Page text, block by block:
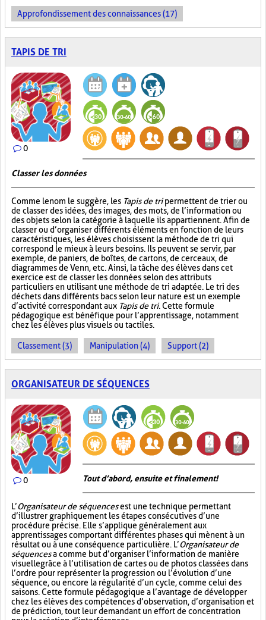
Approfondissement des connaissances (17)
TAPIS DE TRI
0
Classer les données
Comme le nom le suggère, les Tapis de tripermettent de trier ou
de classer des idées, des images, des mots, de l’information ou
des objets selon la catégorie à laquelle ils appartiennent. Afin de
classer ou d’organiser différents éléments en fonction de leurs
caractéristiques, les élèves choisissent la méthode de tri qui
correspond le mieux à leurs besoins. Ils peuvent se servir, par
exemple, de paniers, de boîtes, de cartons, de cerceaux, de
diagrammes de Venn, etc. Ainsi, la tâche des élèves dans cet
exercice est de classer les données selon des attributs
particuliers en utilisant une méthode de tri adaptée. Le tri des
déchets dans différents bacs selon leur nature est un exemple
d’activité correspondant aux Tapis de tri. Cette formule
pédagogique est bénéfique pour l’apprentissage, notamment
chez les élèves plus visuels ou tactiles.
Classement (3) Manipulation (4) Support (2)
ORGANISATEUR DE SÉQUENCES
0 Tout d’abord, ensuite et finalement!
L’Organisateur de séquencesest une technique permettant
d’illustrer graphiquement les étapes consécutives d’une
procédure précise. Elle s’applique généralement aux
apprentissages comportant différentes phases qui mènent à un
résultat ou à une conséquence particulière. L’Organisateur de
séquencesa comme but d’organiser l’information de manière
visuellegrâce à l’utilisation de cartes ou de photos classées dans
l’ordre pour représenter la progression ou l’évolution d’une
séquence, ou encore la régularité d’un cycle, comme celui des
saisons. Cette formule pédagogique a l’avantage de développer
chez les élèves des compétences d’observation, d’organisation et
de prédiction, tout leur demandant un effort de concentration